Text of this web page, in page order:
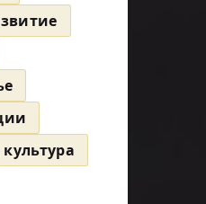
культура